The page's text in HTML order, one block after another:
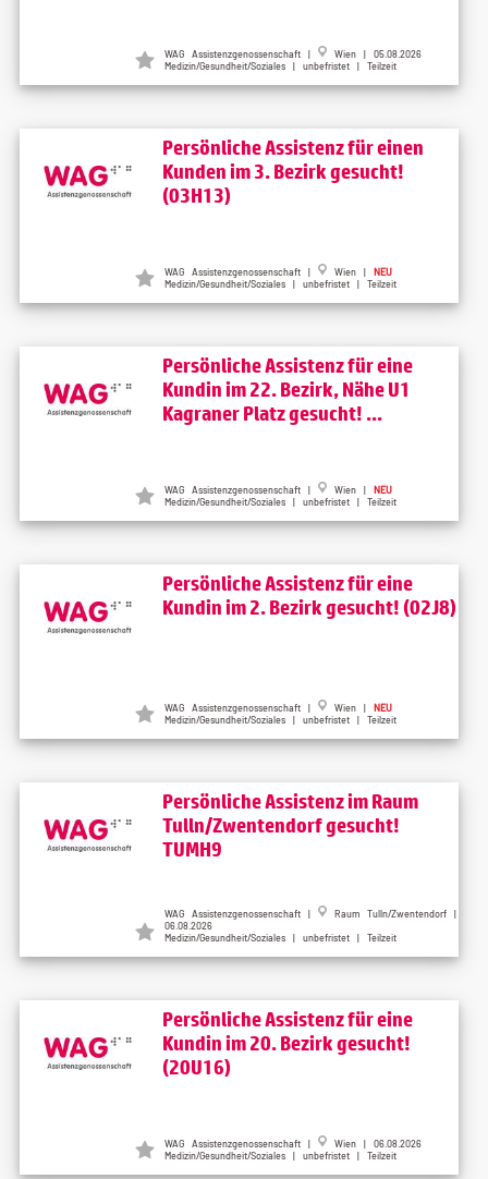
WAG Assistenzgenossenschaft |
Wien | 05.08.2026
Medizin/Gesundheit/Soziales | unbefristet | Teilzeit
Persönliche Assistenz für einen
Kunden im 3. Bezirk gesucht!
(03H13)
WAG Assistenzgenossenschaft | Wien | NEU
Medizin/Gesundheit/Soziales | unbefristet | Teilzeit
Persönliche Assistenz für eine
Kundin im 22. Bezirk, Nähe U1
Kagraner Platz gesucht! ...
WAG Assistenzgenossenschaft | Wien | NEU
Medizin/Gesundheit/Soziales | unbefristet | Teilzeit
Persönliche Assistenz für eine
Kundin im 2. Bezirk gesucht! (02J8)
WAG Assistenzgenossenschaft | Wien | NEU
Medizin/Gesundheit/Soziales | unbefristet | Teilzeit
Persönliche Assistenz im Raum
Tulln/Zwentendorf gesucht!
TUMH9
WAG Assistenzgenossenschaft |
Raum Tulln/Zwentendorf |
06.08.2026
Medizin/Gesundheit/Soziales | unbefristet | Teilzeit
Persönliche Assistenz für eine
Kundin im 20. Bezirk gesucht!
(20U16)
WAG Assistenzgenossenschaft |
Wien | 06.08.2026
Medizin/Gesundheit/Soziales | unbefristet | Teilzeit